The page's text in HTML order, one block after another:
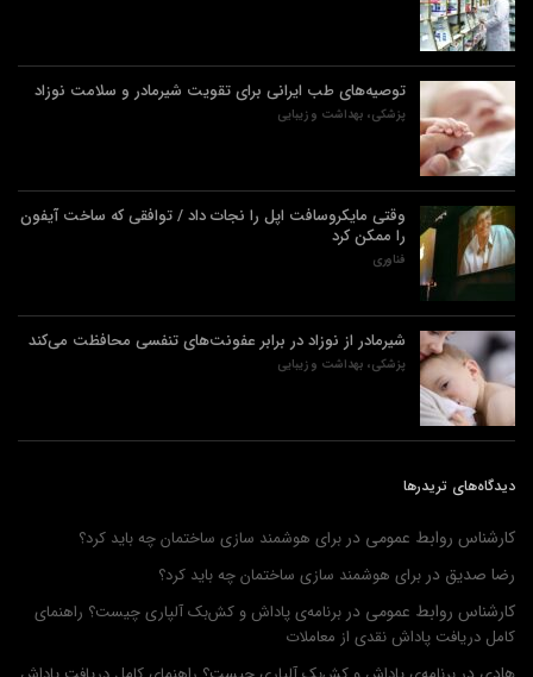
توصیه‌های طب ایرانی برای تقویت شیرمادر و سلامت نوزاد
پزشکی، بهداشت و زیبایی
وقتی مایکروسافت اپل را نجات داد / توافقی که ساخت آیفون
را ممکن کرد
فناوری
شیرمادر از نوزاد در برابر عفونت‌های تنفسی محافظت می‌کند
پزشکی، بهداشت و زیبایی
دیدگاه‌های تریدرها
کارشناس روابط عمومی در برای هوشمند سازی ساختمان چه باید کرد؟
رضا صدیق در برای هوشمند سازی ساختمان چه باید کرد؟
کارشناس روابط عمومی در برنامه‌ی پاداش و کش‌بک آلپاری چیست؟ راهنمای
کامل دریافت پاداش نقدی از معاملات